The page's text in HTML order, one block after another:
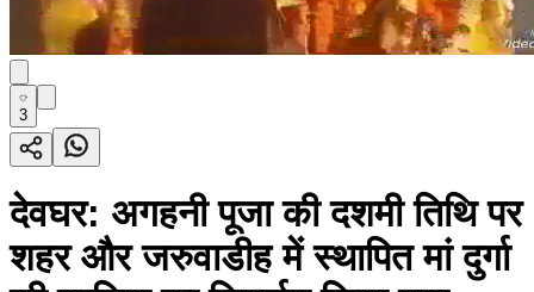
3
देवघर: अगहनी पूजा की दशमी तिथि पर
शहर और जरुवाडीह में स्थापित मां दुर्गा